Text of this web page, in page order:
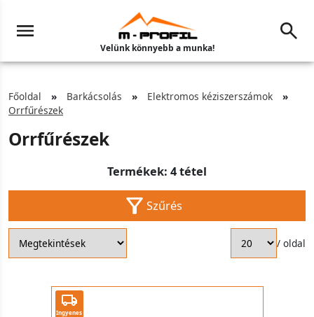
Velünk könnyebb a munka!
Főoldal Barkácsolás
Elektromos kéziszerszámok
Orrfűrészek
Orrfűrészek
Termékek: 4 tétel
Szűrés
/ oldal
Ingyenes